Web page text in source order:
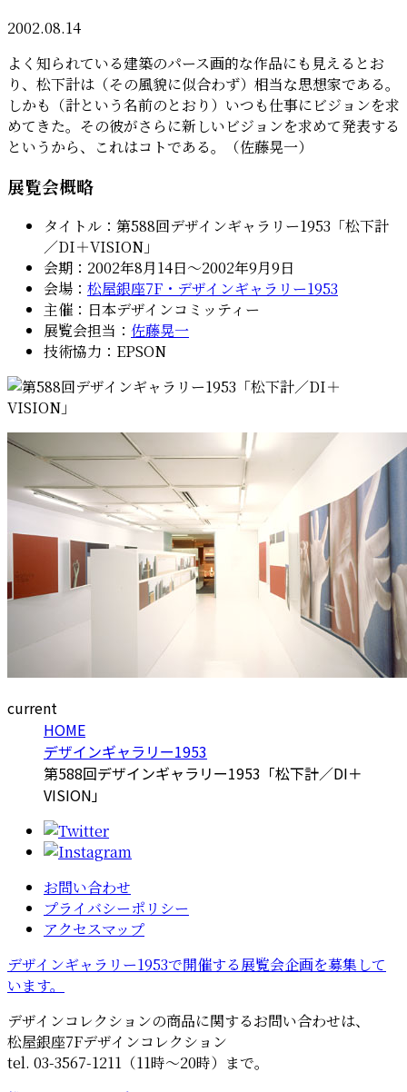
2002.08.14
よく知られている建築のパース画的な作品にも見えるとお
り、松下計は（その風貌に似合わず）相当な思想家である。
しかも（計という名前のとおり）いつも仕事にビジョンを求
めてきた。その彼がさらに新しいビジョンを求めて発表する
というから、これはコトである。（佐藤晃一）
展覧会概略
タイトル：第588回デザインギャラリー1953「松下計
／DI＋VISION」
会期：2002年8月14日〜2002年9月9日
会場： 松屋銀座7F・デザインギャラリー1953
主催：日本デザインコミッティー
展覧会担当： 佐藤晃一
技術協力：EPSON
current
HOME
デザインギャラリー1953
第588回デザインギャラリー1953「松下計／DI＋
VISION」
お問い合わせ
プライバシーポリシー
アクセスマップ
デザインギャラリー1953で開催する展覧会企画を募集して
います。
デザインコレクションの商品に関するお問い合わせは、
松屋銀座7Fデザインコレクション
tel. 03-3567-1211（11時～20時）まで。